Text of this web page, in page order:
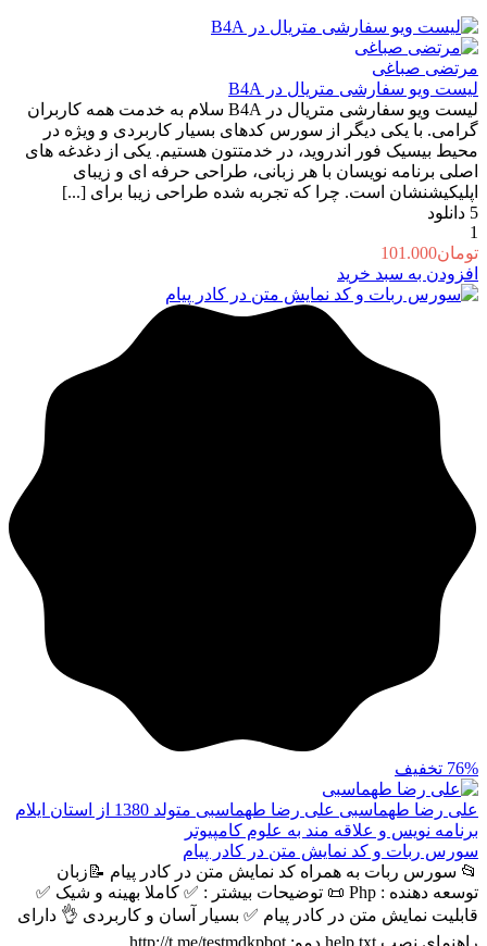
مرتضی صباغی
لیست ویو سفارشی متریال در B4A
لیست ویو سفارشی متریال در B4A سلام به خدمت همه کاربران
گرامی. با یکی دیگر از سورس کدهای بسیار کاربردی و ویژه در
محیط بیسیک فور اندروید، در خدمتتون هستیم. یکی از دغدغه های
اصلی برنامه نویسان با هر زبانی، طراحی حرفه ای و زیبای
اپلیکیشنشان است. چرا که تجربه شده طراحی زیبا برای [...]
5 دانلود
1
تومان101.000
افزودن به سبد خرید
76% تخفیف
علی رضا طهماسبی
علی رضا طهماسبی متولد 1380 از استان ایلام
برنامه نویس و علاقه مند به علوم کامپیوتر
سورس ربات و کد نمایش متن در کادر پیام
📂 سورس ربات به همراه کد نمایش متن در کادر پیام 📝زبان
توسعه دهنده : Php 📜 توضیحات بیشتر : ✅ کاملا بهینه و شیک ✅
قابلیت نمایش متن در کادر پیام ✅ بسیار آسان و کاربردی 👌 دارای